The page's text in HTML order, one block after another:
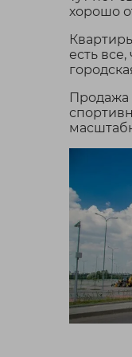
хорошо
есть
Продажа